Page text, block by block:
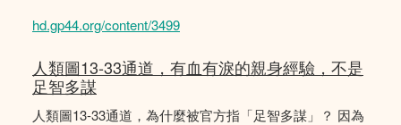
hd.gp44.org/content/3499
人類圖13-33通道，有血有淚的親身經驗，不是
足智多謀
人類圖13-33通道，為什麼被官方指「足智多謀」？ 因為